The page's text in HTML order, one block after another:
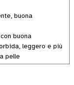
buona
buona
leggero e più
pelle